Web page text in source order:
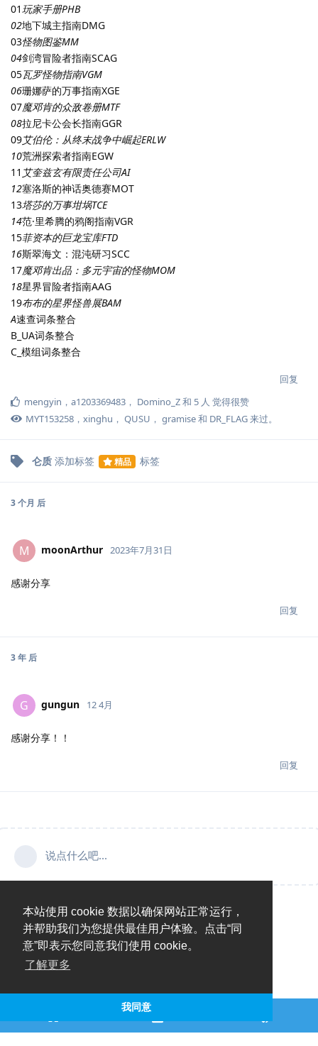
本站使用 cookie 数据以确保网站正常运行，
并帮助我们为您提供最佳用户体验。点击“同
意”即表示您同意我们使用 cookie。
了解更多
我同意
01玩家手册PHB
02地下城主指南DMG
03怪物图鉴MM
04剑湾冒险者指南SCAG
05瓦罗怪物指南VGM
06珊娜萨的万事指南XGE
07魔邓肯的众敌卷册MTF
08拉尼卡公会长指南GGR
09艾伯伦：从终末战争中崛起ERLW
10荒洲探索者指南EGW
11 艾奎兹玄有限责任公司AI
12塞洛斯的神话奥德赛MOT
13塔莎的万事坩埚TCE
14范·里希腾的鸦阁指南VGR
15菲资本的巨龙宝库FTD
16斯翠海文：混沌研习SCC
17魔邓肯出品：多元宇宙的怪物MOM
18星界冒险者指南AAG
19布布的星界怪兽展BAM
A速查词条整合
B_UA词条整合
C_模组词条整合
回复
mengyin ， a1203369483 ， Domino_Z和 5 人 觉得很赞
MYT153258 ， xinghu ， QUSU ， gramise和 DR_FLAG来过。
仑质 添加标签 精品 标签
3 个月 后
M moonArthur 2023年7月31日
感谢分享
回复
3 年 后
G gungun 12 4月
感谢分享！！
回复
说点什么吧...